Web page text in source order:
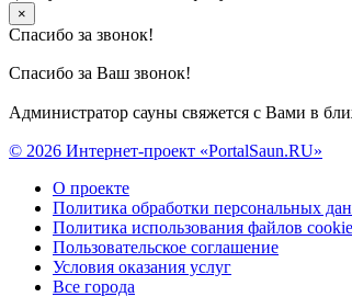
×
Спасибо за звонок!
Спасибо за Ваш звонок!
Администратор сауны свяжется с Вами в
© 2026 Интернет-проект «PortalSaun.RU»
О проекте
Политика обработки персональных
Политика использования файлов
Пользовательское соглашение
Условия оказания услуг
Все города